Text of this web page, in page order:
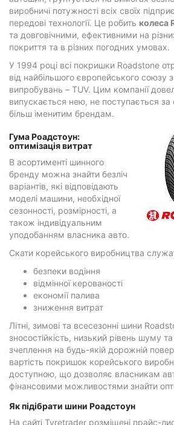
виробничі потужності всіх своїх
передові технології. Це робить колеса
та довговічними, ефективними на
покриття та в різних погодних умовах.
У 1994 році всі покришки Roadstone
від найбільшого європейського союзу
випробувань – TUV. Цим компанії
випускається нею, не поступається
більш іменитим брендам.
Гума Роадстоун:
оптимізація витрат
В асортименті шинного
бренду можна знайти безліч
варіантів, які відповідають
моделі машини, необхідної
сезонності, розмірності, а
також індивідуальним
уподобанням власника авто.
Скати корейського виробництва
безпеки водіння
відмінної керованості
економії палива
зниження витрат
Літні, зимові та всесезонні шини
зносостійкість, низький рівень шуму
зчеплення на будь-якій дорожній
вартість покришок корейського
доступною, що дозволяє власникам
фінансовими можливостями знайти
Як підібрати шини Роадстоун
На сайті Tyretrader розміщені прайс-